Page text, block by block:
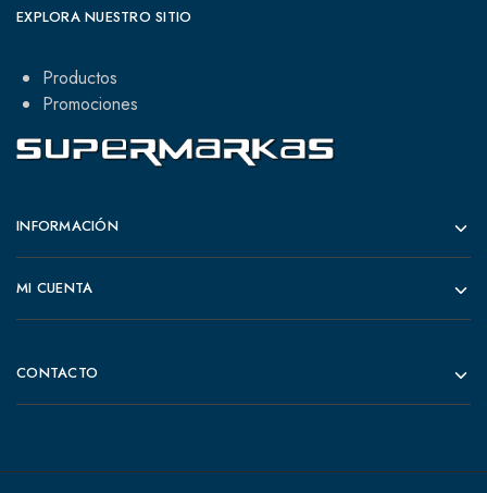
EXPLORA NUESTRO SITIO
Productos
Promociones
INFORMACIÓN
MI CUENTA
CONTACTO